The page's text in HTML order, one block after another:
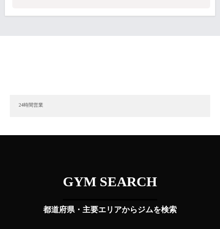
24時間営業
GYM SEARCH
都道府県・主要エリアからジムを検索